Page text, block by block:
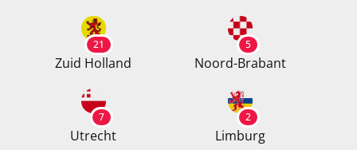
21
Zuid Holland
5
Noord-Brabant
7
Utrecht
2
Limburg